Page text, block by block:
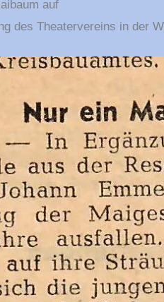
auf
des Theatervereins in der